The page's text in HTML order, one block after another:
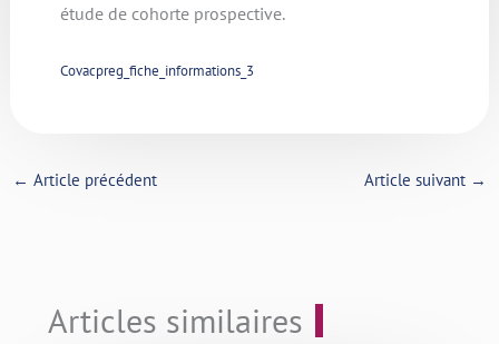
étude de cohorte prospective.
Covacpreg_fiche_informations_3
← Article précédent Article suivant →
Articles similaires